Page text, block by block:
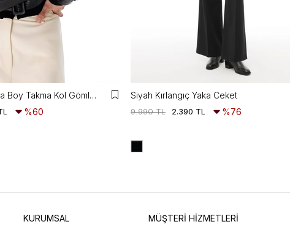
Aurens Slim Fit Kısa Boy Takma Kol Gömlek Yaka Siyah Ceket
%60
Siyah Kırlangıç Yaka Ceket
2.390 TL
9.990 TL %76
KURUMSAL MÜŞTERİ HİZMETLERİ